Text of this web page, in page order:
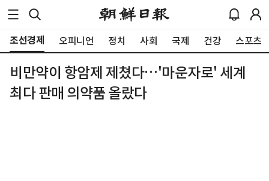
조선경제 오피니언 정치 사회 국제 건강 스포츠
비만약이 항암제 제쳤다…'마운자로' 세계
최다 판매 의약품 올랐다